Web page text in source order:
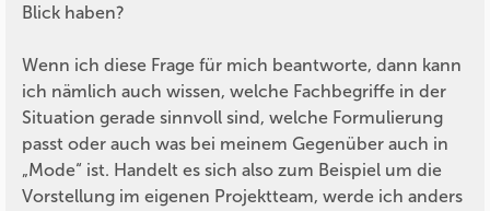
Blick haben?
Wenn ich diese Frage für mich beantworte, dann kann
ich nämlich auch wissen, welche Fachbegriffe in der
Situation gerade sinnvoll sind, welche Formulierung
passt oder auch was bei meinem Gegenüber auch in
„Mode“ ist. Handelt es sich also zum Beispiel um die
Vorstellung im eigenen Projektteam, werde ich anders